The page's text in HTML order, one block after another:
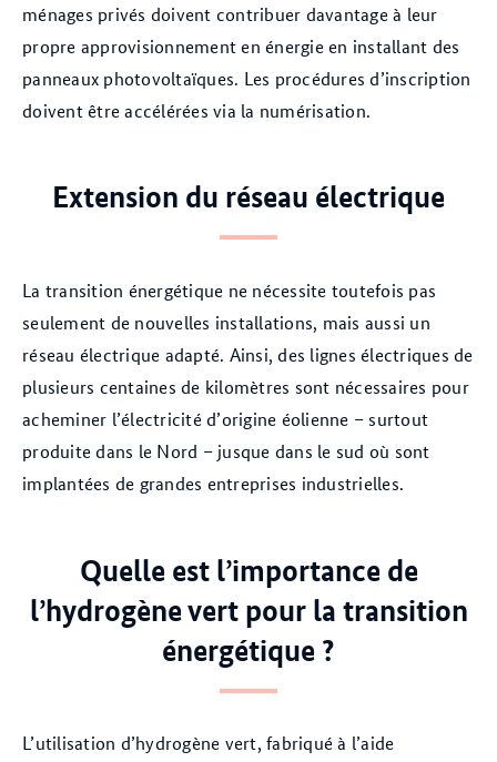
ménages privés doivent contribuer davantage à leur
propre approvisionnement en énergie en installant des
panneaux photovoltaïques. Les procédures d’inscription
doivent être accélérées via la numérisation.
Extension du réseau électrique
La transition énergétique ne nécessite toutefois pas
seulement de nouvelles installations, mais aussi un
réseau électrique adapté. Ainsi, des lignes électriques de
plusieurs centaines de kilomètres sont nécessaires pour
acheminer l’électricité d’origine éolienne – surtout
produite dans le Nord – jusque dans le sud où sont
implantées de grandes entreprises industrielles.
Quelle est l’importance de
l’hydrogène vert pour la transition
énergétique ?
L’utilisation d’hydrogène vert, fabriqué à l’aide